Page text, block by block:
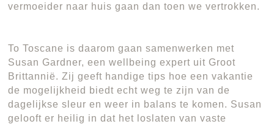
vermoeider naar huis gaan dan toen we vertrokken.
To Toscane is daarom gaan samenwerken met
Susan Gardner, een wellbeing expert uit Groot
Brittannië. Zij geeft handige tips hoe een vakantie
de mogelijkheid biedt echt weg te zijn van de
dagelijkse sleur en weer in balans te komen. Susan
gelooft er heilig in dat het loslaten van vaste